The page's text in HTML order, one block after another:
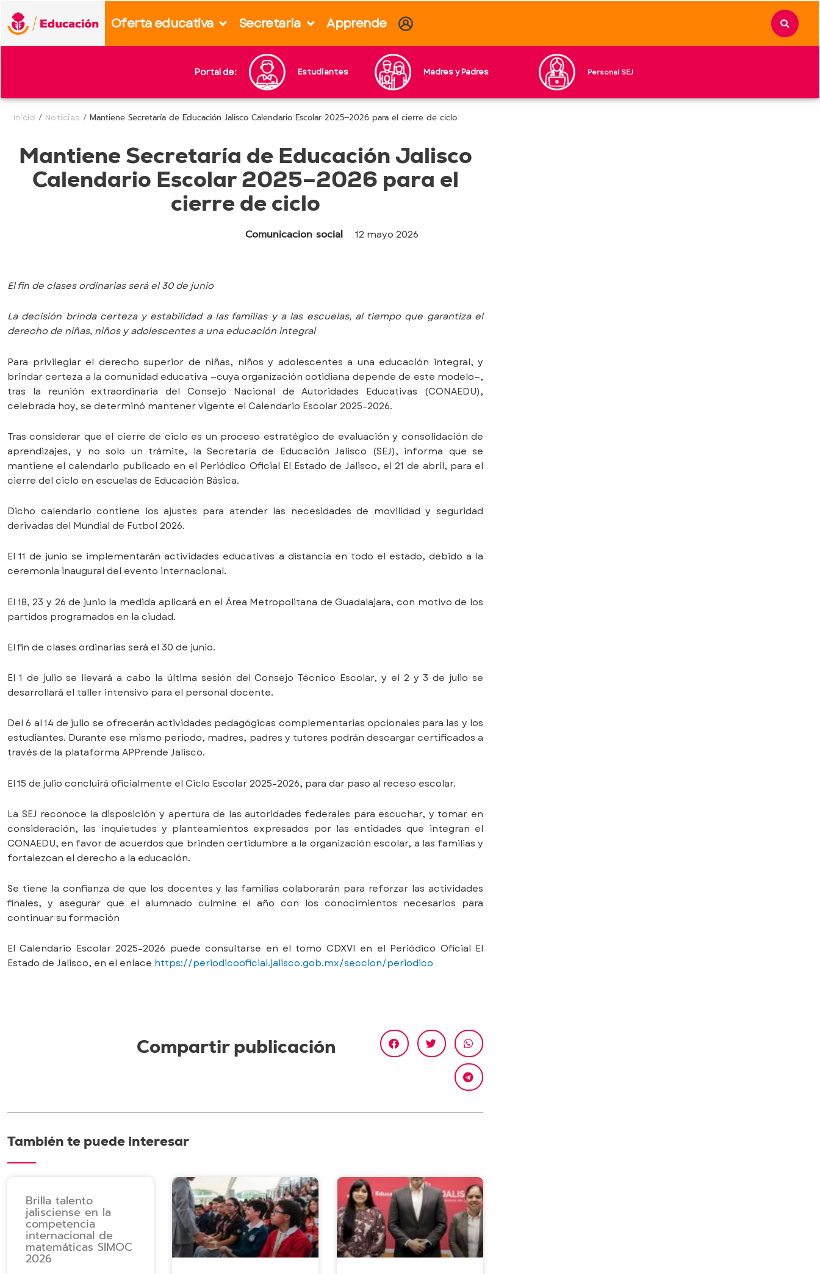
Oferta educativa Secretaría Apprende
Portal de: Estudiantes Madres y Padres Personal SEJ
Inicio / Noticias / Mantiene Secretaría de Educación Jalisco Calendario Escolar 2025–2026 para el cierre de ciclo
Mantiene Secretaría de Educación Jalisco
Calendario Escolar 2025–2026 para el
cierre de ciclo
Comunicacion social 12 mayo 2026
El fin de clases ordinarias será el 30 de junio
La decisión brinda certeza y estabilidad a las familias y a las escuelas, al tiempo que garantiza el
derecho de niñas, niños y adolescentes a una educación integral
Para privilegiar el derecho superior de niñas, niños y adolescentes a una educación integral, y
brindar certeza a la comunidad educativa —cuya organización cotidiana depende de este modelo—,
tras la reunión extraordinaria del Consejo Nacional de Autoridades Educativas (CONAEDU),
celebrada hoy, se determinó mantener vigente el Calendario Escolar 2025–2026.
Tras considerar que el cierre de ciclo es un proceso estratégico de evaluación y consolidación de
aprendizajes, y no solo un trámite, la Secretaría de Educación Jalisco (SEJ), informa que se
mantiene el calendario publicado en el Periódico Oficial El Estado de Jalisco, el 21 de abril, para el
cierre del ciclo en escuelas de Educación Básica.
Dicho calendario contiene los ajustes para atender las necesidades de movilidad y seguridad
derivadas del Mundial de Futbol 2026.
El 11 de junio se implementarán actividades educativas a distancia en todo el estado, debido a la
ceremonia inaugural del evento internacional.
El 18, 23 y 26 de junio la medida aplicará en el Área Metropolitana de Guadalajara, con motivo de los
partidos programados en la ciudad.
El fin de clases ordinarias será el 30 de junio.
El 1 de julio se llevará a cabo la última sesión del Consejo Técnico Escolar, y el 2 y 3 de julio se
desarrollará el taller intensivo para el personal docente.
Del 6 al 14 de julio se ofrecerán actividades pedagógicas complementarias opcionales para las y los
estudiantes. Durante ese mismo periodo, madres, padres y tutores podrán descargar certificados a
través de la plataforma APPrende Jalisco.
El 15 de julio concluirá oficialmente el Ciclo Escolar 2025–2026, para dar paso al receso escolar.
La SEJ reconoce la disposición y apertura de las autoridades federales para escuchar, y tomar en
consideración, las inquietudes y planteamientos expresados por las entidades que integran el
CONAEDU, en favor de acuerdos que brinden certidumbre a la organización escolar, a las familias y
fortalezcan el derecho a la educación.
Se tiene la confianza de que los docentes y las familias colaborarán para reforzar las actividades
finales, y asegurar que el alumnado culmine el año con los conocimientos necesarios para
continuar su formación
El Calendario Escolar 2025–2026 puede consultarse en el tomo CDXVI en el Periódico Oficial El
Estado de Jalisco, en el enlace https://periodicooficial.jalisco.gob.mx/seccion/periodico
Compartir publicación
También te puede interesar
Brilla talento
jalisciense en la
competencia
internacional de
matemáticas SIMOC
2026